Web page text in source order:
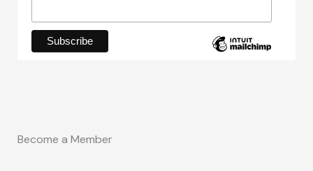
Become a Member